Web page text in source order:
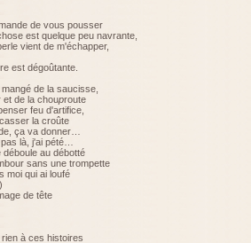
de vous pousser
est quelque peu navrante,
vient de m'échapper,
est dégoûtante.
de la saucisse,
et de la chouproute
feu d'artifice,
la croûte
ça va donner…
là, j'ai pété…
déboule au débotté
sans une trompette
moi qui ai loufé
de tête
à ces histoires